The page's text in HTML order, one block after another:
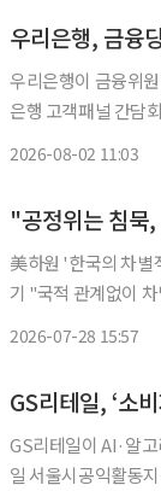
우리은행, 금융
우리은행이 금융위
은행 고객패널 간담회’를 개최했다고
2026-08-02 11:03
"공정위는 침묵
美하원 '한국의 차별
기 "국적 관계없이 차
2026-07-28 15:57
GS리테일, ‘소
GS리테일이 AI·알고리
일 서울시공익활동